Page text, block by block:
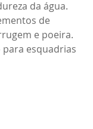
da água.
de
e poeira.
esquadrias